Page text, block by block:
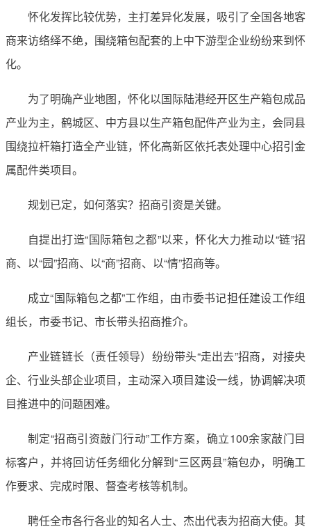
怀化发挥比较优势，主打差异化发展，吸引了全国各地客
商来访络绎不绝，围绕箱包配套的上中下游型企业纷纷来到怀
化。
为了明确产业地图，怀化以国际陆港经开区生产箱包成品
产业为主，鹤城区、中方县以生产箱包配件产业为主，会同县
围绕拉杆箱打造全产业链，怀化高新区依托表处理中心招引金
属配件类项目。
规划已定，如何落实？招商引资是关键。
自提出打造“国际箱包之都”以来，怀化大力推动以“链”招
商、以“园”招商、以“商”招商、以“情”招商等。
成立“国际箱包之都”工作组，由市委书记担任建设工作组
组长，市委书记、市长带头招商推介。
产业链链长（责任领导）纷纷带头“走出去”招商，对接央
企、行业头部企业项目，主动深入项目建设一线，协调解决项
目推进中的问题困难。
制定“招商引资敲门行动”工作方案，确立100余家敲门目
标客户，并将回访任务细化分解到“三区两县”箱包办，明确工
作要求、完成时限、督查考核等机制。
聘任全市各行各业的知名人士、杰出代表为招商大使。其